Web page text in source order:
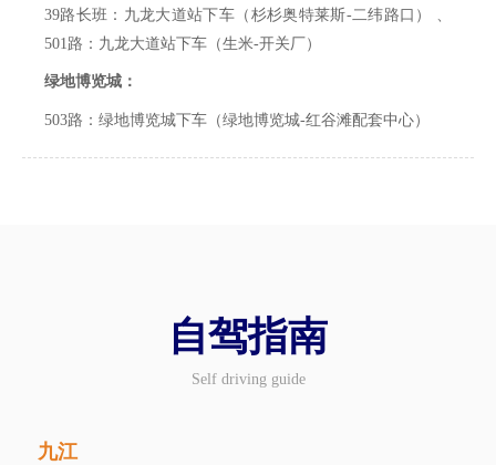
39路长班：九龙大道站下车（杉杉奥特莱斯-二纬路口） 、
501路：九龙大道站下车（生米-开关厂）
绿地博览城：
503路：绿地博览城下车（绿地博览城-红谷滩配套中心）
自驾指南
Self driving guide
九江